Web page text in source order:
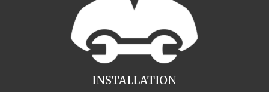
INSTALLATION